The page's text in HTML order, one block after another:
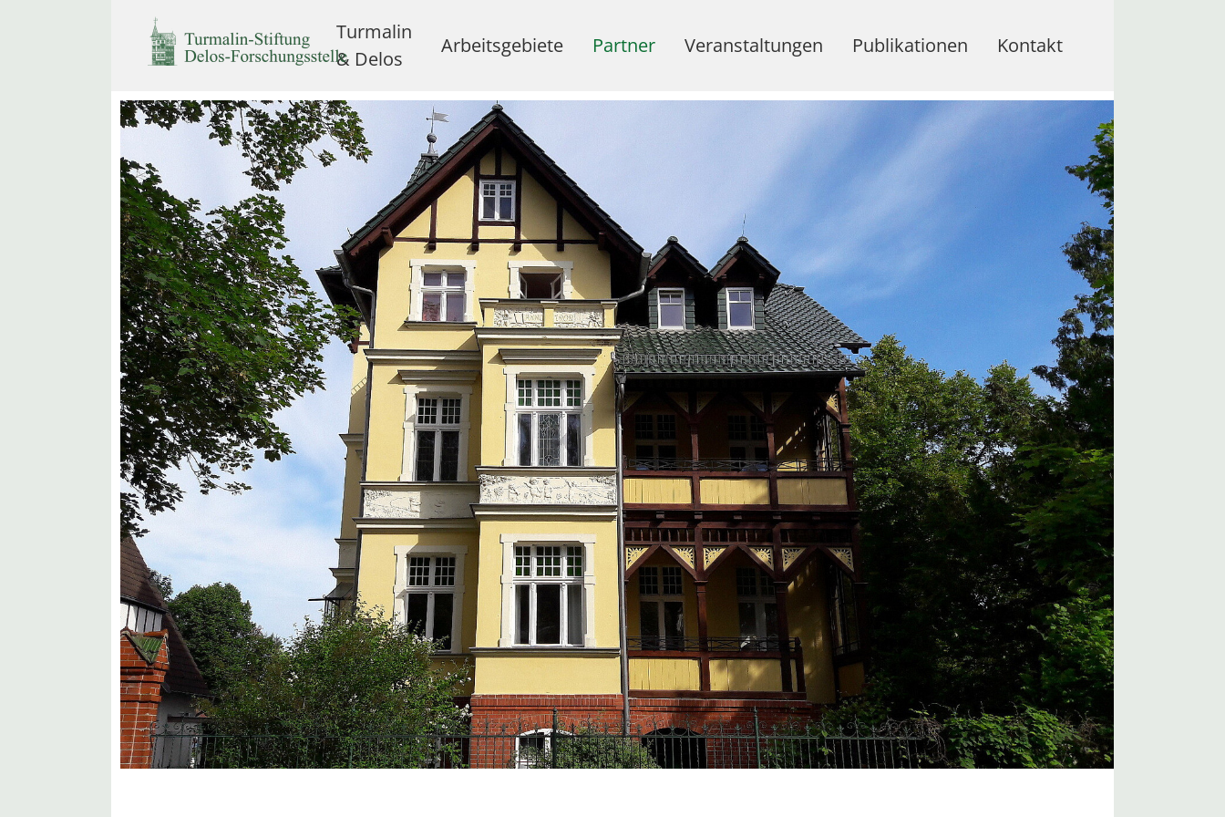
Skip to main content
Turmalin
& Delos
Arbeitsgebiete Partner(current)
Haus Arild
Weitere Kooperationspartner
Veranstaltungen Publikationen
Veröffentlichungen
Publikationsliste
Kontakt